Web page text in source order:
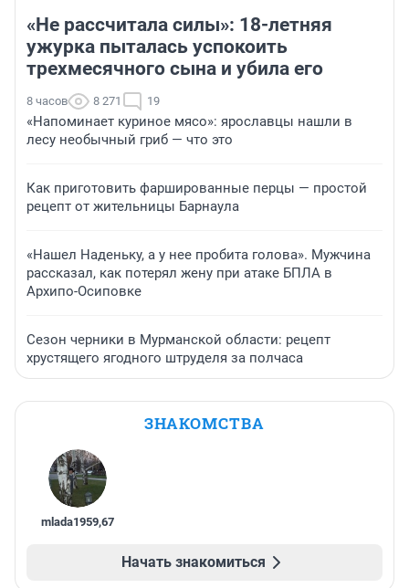
«Не рассчитала силы»: 18-летняя
ужурка пыталась успокоить
трехмесячного сына и убила его
8 часов 8 271 19
«Напоминает куриное мясо»: ярославцы нашли в
лесу необычный гриб — что это
Как приготовить фаршированные перцы — простой
рецепт от жительницы Барнаула
«Нашел Наденьку, а у нее пробита голова». Мужчина
рассказал, как потерял жену при атаке БПЛА в
Архипо-Осиповке
Сезон черники в Мурманской области: рецепт
хрустящего ягодного штруделя за полчаса
ЗНАКОМСТВА
mlada1959,67
Начать знакомиться